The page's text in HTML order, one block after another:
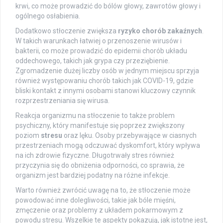
krwi, co może prowadzić do bólów głowy, zawrotów głowy i
ogólnego osłabienia.
Dodatkowo stłoczenie zwiększa ryzyko chorób zakaźnych.
W takich warunkach łatwiej o przenoszenie wirusów i
bakterii, co może prowadzić do epidemii chorób układu
oddechowego, takich jak grypa czy przeziębienie.
Zgromadzenie dużej liczby osób w jednym miejscu sprzyja
również występowaniu chorób takich jak COVID-19, gdzie
bliski kontakt z innymi osobami stanowi kluczowy czynnik
rozprzestrzeniania się wirusa.
Reakcja organizmu na stłoczenie to także problem
psychiczny, który manifestuje się poprzez zwiększony
poziom stresu oraz lęku. Osoby przebywające w ciasnych
przestrzeniach mogą odczuwać dyskomfort, który wpływa
na ich zdrowie fizyczne. Długotrwały stres również
przyczynia się do obniżenia odporności, co sprawia, że
organizm jest bardziej podatny na różne infekcje.
Warto również zwrócić uwagę na to, że stłoczenie może
powodować inne dolegliwości, takie jak bóle mięśni,
zmęczenie oraz problemy z układem pokarmowym z
powodu stresu. Wszelkie te aspekty pokazują, jak istotne jest,